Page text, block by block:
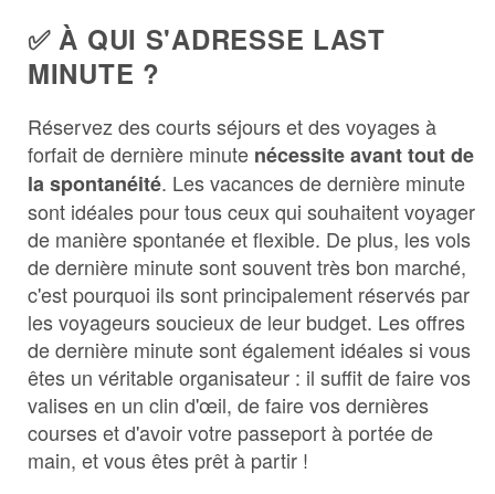
✅ À QUI S'ADRESSE LAST
MINUTE ?
Réservez des courts séjours et des voyages à
forfait de dernière minute nécessite avant tout de
la spontanéité. Les vacances de dernière minute
sont idéales pour tous ceux qui souhaitent voyager
de manière spontanée et flexible. De plus, les vols
de dernière minute sont souvent très bon marché,
c'est pourquoi ils sont principalement réservés par
les voyageurs soucieux de leur budget. Les offres
de dernière minute sont également idéales si vous
êtes un véritable organisateur : il suffit de faire vos
valises en un clin d'œil, de faire vos dernières
courses et d'avoir votre passeport à portée de
main, et vous êtes prêt à partir !